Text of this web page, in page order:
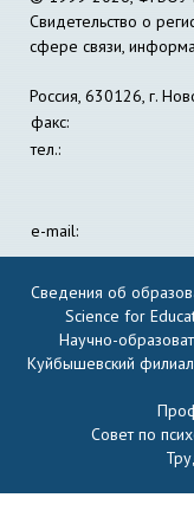
Свидетельство о
сфере связи,
Россия, 630126, г.
факс:
тел.:
e-mail:
Сведения об
Science for
Научно-
Куйбышевский филиал
Совет по